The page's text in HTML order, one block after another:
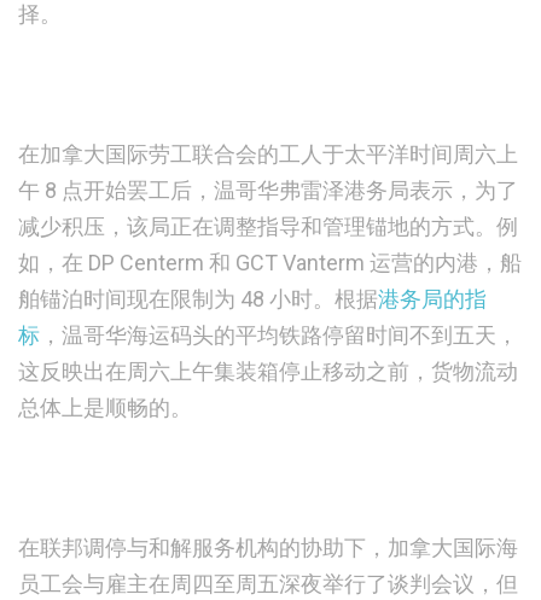
择。
在加拿大国际劳工联合会的工人于太平洋时间周六上
午 8 点开始罢工后，温哥华弗雷泽港务局表示，为了
减少积压，该局正在调整指导和管理锚地的方式。例
如，在 DP Centerm 和 GCT Vanterm 运营的内港，船
舶锚泊时间现在限制为 48 小时。根据港务局的指
标 ，温哥华海运码头的平均铁路停留时间不到五天，
这反映出在周六上午集装箱停止移动之前，货物流动
总体上是顺畅的。
在联邦调停与和解服务机构的协助下，加拿大国际海
员工会与雇主在周四至周五深夜举行了谈判会议，但